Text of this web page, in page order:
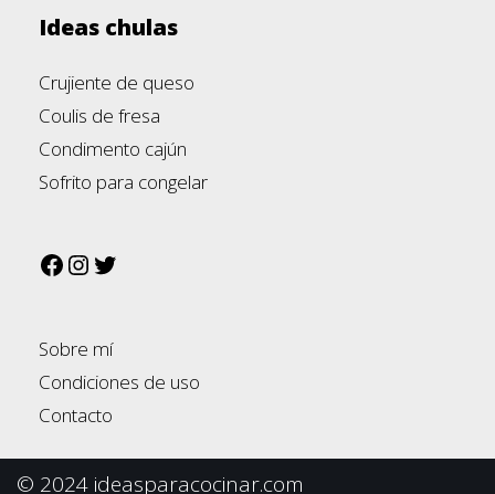
Ideas chulas
Crujiente de queso
Coulis de fresa
Condimento cajún
Sofrito para congelar
Sobre mí
Condiciones de uso
Contacto
© 2024 ideasparacocinar.com